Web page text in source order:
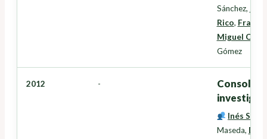
Sánchez,
Rico,
Miguel
Gómez
2012 -
Inés
Maseda,